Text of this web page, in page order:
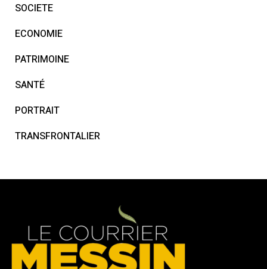
SOCIETE
ECONOMIE
PATRIMOINE
SANTÉ
PORTRAIT
TRANSFRONTALIER